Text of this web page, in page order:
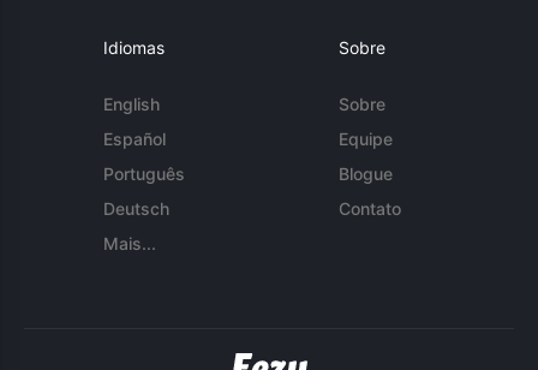
Idiomas
English
Español
Português
Deutsch
Mais...
Sobre
Sobre
Equipe
Blogue
Contato